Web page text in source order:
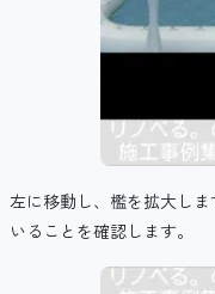
左に移動し、檻を拡大し
いることを確認します。